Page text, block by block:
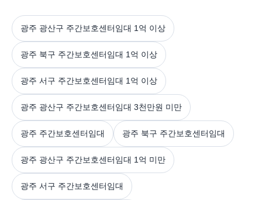
광주 광산구 주간보호센터임대 1억 이상
광주 북구 주간보호센터임대 1억 이상
광주 서구 주간보호센터임대 1억 이상
광주 광산구 주간보호센터임대 3천만원 미만
광주 주간보호센터임대 광주 북구 주간보호센터임대
광주 광산구 주간보호센터임대 1억 미만
광주 서구 주간보호센터임대